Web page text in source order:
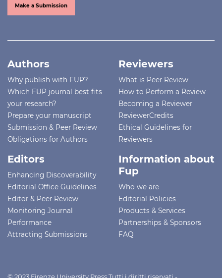
Make a Submission
Authors
Why publish with FUP?
Which FUP journal best fits
your research?
Prepare your manuscript
Submission & Peer Review
Obligations for Authors
Reviewers
What is Peer Review
How to Perform a Review
Becoming a Reviewer
ReviewerCredits
Ethical Guidelines for
Reviewers
Editors
Enhancing Discoverability
Editorial Office Guidelines
Editor & Peer Review
Monitoring Journal
Performance
Attracting Submissions
Information about
Fup
Who we are
Editorial Policies
Products & Services
Partnerships & Sponsors
FAQ